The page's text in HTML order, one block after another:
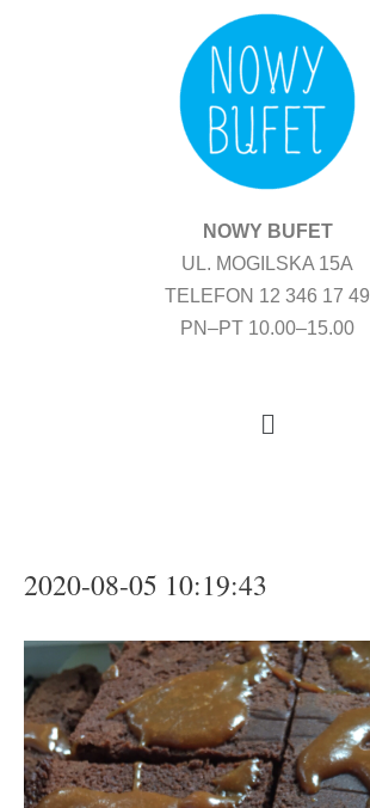
NOWY BUFET
UL. MOGILSKA 15A
TELEFON 12 346 17 49
PN–PT 10.00–15.00
Menu
2020-08-05 10:19:43